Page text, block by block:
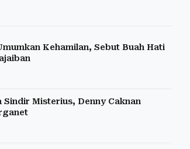
Kehamilan, Sebut Buah Hati
Sindir Misterius, Denny Caknan